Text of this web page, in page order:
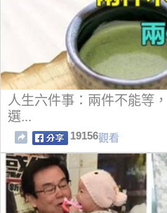
人生六件事：兩件不能等
選...
19156觀看